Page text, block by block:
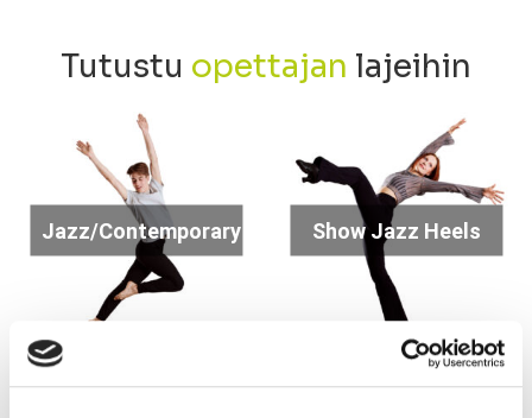
Tutustu opettajan lajeihin
Jazz/Contemporary Show Jazz Heels